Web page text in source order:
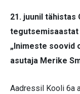
21. juunil tähistas
tegutsemisaastat
„Inimeste soovid
asutaja Merike
Aadressil Kooli 6a